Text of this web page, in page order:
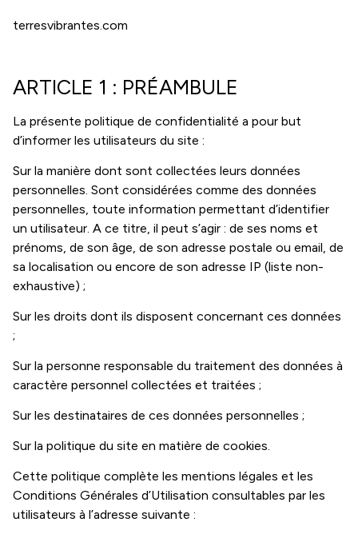
terresvibrantes.com
ARTICLE 1 : PRÉAMBULE
La présente politique de confidentialité a pour but
d’informer les utilisateurs du site :
Sur la manière dont sont collectées leurs données
personnelles. Sont considérées comme des données
personnelles, toute information permettant d’identifier
un utilisateur. A ce titre, il peut s’agir : de ses noms et
prénoms, de son âge, de son adresse postale ou email, de
sa localisation ou encore de son adresse IP (liste non-
exhaustive) ;
Sur les droits dont ils disposent concernant ces données
;
Sur la personne responsable du traitement des données à
caractère personnel collectées et traitées ;
Sur les destinataires de ces données personnelles ;
Sur la politique du site en matière de cookies.
Cette politique complète les mentions légales et les
Conditions Générales d’Utilisation consultables par les
utilisateurs à l’adresse suivante :